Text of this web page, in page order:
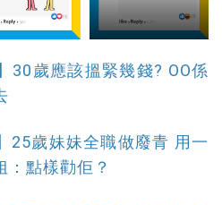
30歲應該搵緊幾錢? OO係
25歲妹妹全職做廢青 用一
：點樣勸佢？